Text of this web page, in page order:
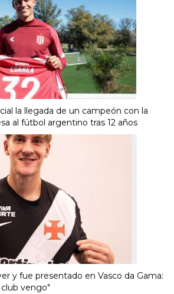
la llegada de un campeón con la
al fútbol argentino tras 12 años
y fue presentado en Vasco da Gama:
vengo"